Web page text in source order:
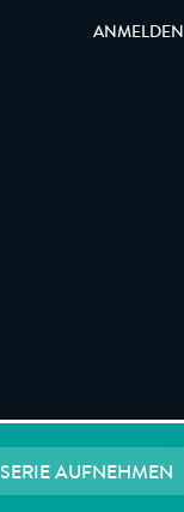
ANMELDEN
SERIE AUFNEHMEN